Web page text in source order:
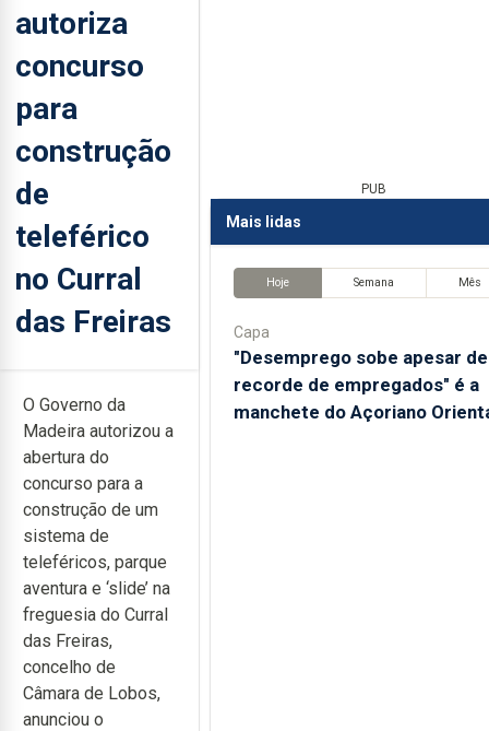
autoriza
concurso
para
construção
de
teleférico
no Curral
das Freiras
O Governo da
Madeira autorizou a
abertura do
concurso para a
construção de um
sistema de
teleféricos, parque
aventura e ‘slide’ na
freguesia do Curral
das Freiras,
concelho de
Câmara de Lobos,
anunciou o
PUB
Mais lidas
Hoje Semana Mês
Capa
"Desemprego sobe apesar de
recorde de empregados" é a
manchete do Açoriano